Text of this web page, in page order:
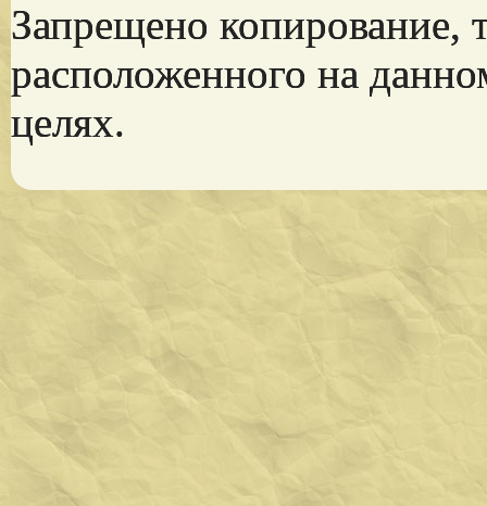
Запрещено копирование,
расположенного на
целях.